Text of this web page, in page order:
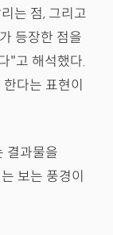
는 점, 그리고
등장한 점을
"고 해석했다.
다는 표현이
결과물을
보는 풍경이